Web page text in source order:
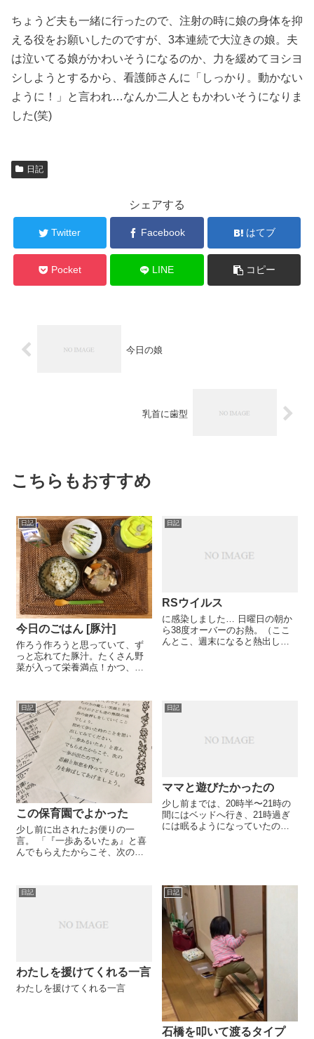
ちょうど夫も一緒に行ったので、注射の時に娘の身体を抑
える役をお願いしたのですが、3本連続で大泣きの娘。夫
は泣いてる娘がかわいそうになるのか、力を緩めてヨシヨ
シしようとするから、看護師さんに「しっかり。動かない
ように！」と言われ…なんか二人ともかわいそうになりま
した(笑)
日記
シェアする
Twitter Facebook はてブ
Pocket LINE コピー
今日の娘
乳首に歯型
こちらもおすすめ
日記
今日のごはん [豚汁]
作ろう作ろうと思っていて、ず
っと忘れてた豚汁。たくさん野
菜が入って栄養満点！かつ、離
に。 ＊アスパラガスの粉チーズ
焼き 手づかみ用でした。手で掴
んでかじってはいる...
日記
RSウイルス
に感染しました… 日曜日の朝か
ら38度オーバーのお熱。（ここ
んとこ、週末になると熱出して
日記
この保育園でよかった
少し前に出されたお便りの一
言。 「『一歩あるいたぁ』と喜
んでもらえたからこそ、次の一
と。 振り返ってみれば、子ども
日記
ママと遊びたかったの
少し前までは、20時半〜21時の
間にはベッドへ行き、21時過ぎ
には眠るようになっていたので
日記
わたしを援けてくれる一言
わたしを援けてくれる一言
日記
石橋を叩いて渡るタイプ